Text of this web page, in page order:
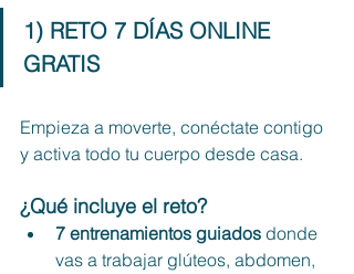
1) RETO 7 DÍAS ONLINE
GRATIS
Empieza a moverte, conéctate contigo
y activa todo tu cuerpo desde casa.
¿Qué incluye el reto?
7 entrenamientos guiados donde
vas a trabajar glúteos, abdomen,